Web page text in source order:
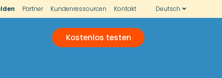
Partner Kundenressourcen Kontakt Deutsch
Kostenlos testen